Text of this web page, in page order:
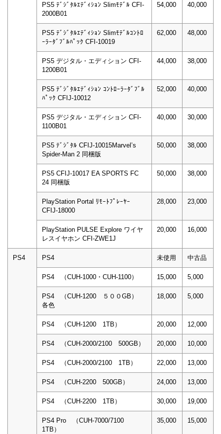
PS5 ﾃﾞｼﾞﾀﾙｴﾃﾞｨｼｮﾝ Slimﾓﾃﾞﾙ CFI-
2000B01
54,000 40,000
PS5 ﾃﾞｼﾞﾀﾙｴﾃﾞｨｼｮﾝ Slimﾓﾃﾞﾙｺﾝﾄﾛ
ｰﾗｰﾀﾞﾌﾞﾙﾊﾟｯｸ CFI-10019
62,000 48,000
PS5 デジタル・エディション CFI-
1200B01
44,000 38,000
PS5 ﾃﾞｼﾞﾀﾙｴﾃﾞｨｼｮﾝ ｺﾝﾄﾛｰﾗｰﾀﾞﾌﾞﾙ
ﾊﾟｯｸ CFIJ-10012
52,000 40,000
PS5 デジタル・エディション CFI-
1100B01
40,000 30,000
PS5 ﾃﾞｼﾞﾀﾙ CFIJ-10015Marvel’s
Spider-Man 2 同梱版
50,000 38,000
PS5 CFIJ-10017 EA SPORTS FC
24 同梱版
50,000 38,000
PlayStation Portal ﾘﾓｰﾄﾌﾟﾚｰﾔｰ
CFIJ-18000
28,000 23,000
PlayStation PULSE Explore ワイヤ
レスイヤホン CFI-ZWE1J
20,000 16,000
PS4 PS4 未使用 中古品
PS4 （CUH-1000・CUH-1100） 15,000 5,000
PS4 （CUH-1200 ５００GB）
各色
18,000 5,000
PS4 （CUH-1200 1TB） 20,000 12,000
PS4 （CUH-2000/2100 500GB） 20,000 10,000
PS4 （CUH-2000/2100 1TB） 22,000 13,000
PS4 （CUH-2200 500GB） 24,000 13,000
PS4 （CUH-2200 1TB） 30,000 19,000
PS4 Pro （CUH-7000/7100
1TB）
35,000 15,000